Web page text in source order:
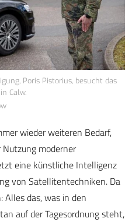
Poris Pistorius, besucht das
Calw.
wieder weiteren Bedarf,
Nutzung moderner
eine künstliche Intelligenz
von Satellitentechniken. Da
Alles das, was in den
auf der Tagesordnung steht,